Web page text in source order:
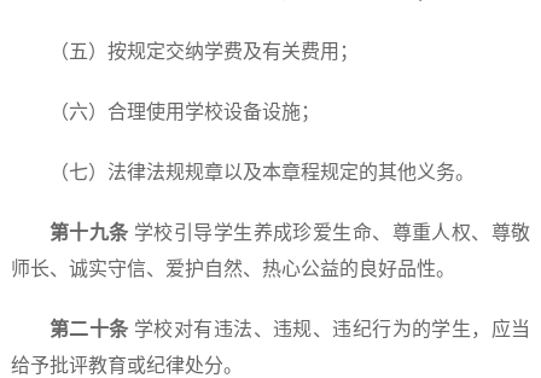
（五）按规定交纳学费及有关费用；
（六）合理使用学校设备设施；
（七）法律法规规章以及本章程规定的其他义务。
第十九条 学校引导学生养成珍爱生命、尊重人权、尊敬
师长、诚实守信、爱护自然、热心公益的良好品性。
第二十条 学校对有违法、违规、违纪行为的学生，应当
给予批评教育或纪律处分。